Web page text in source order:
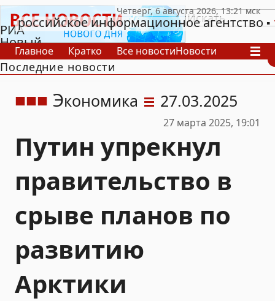
РИА
Новый
День
российское информационное агентство
Главное Кратко Все новостиНовости
В России
В мире
Последние новости
Экономика 27.03.2025
27 марта 2025, 19:01
Путин упрекнул
правительство в
срыве планов по
развитию
Арктики